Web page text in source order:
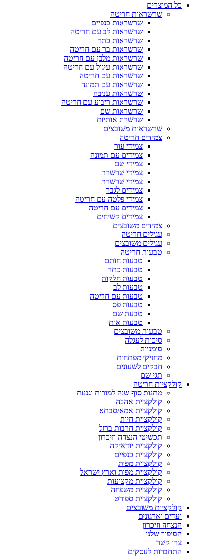
כל המוצרים
שרשראות חריטה
שרשראות כנפיים
שרשראות לב עם חריטה
שרשראות כתר
שרשראות בר עם חריטה
שרשראות מלבן עם חריטה
שרשראות עיגול עם חריטה
שרשראות עם חריטה
שרשראות עם תמונה
שרשראות עניבה
שרשראות ריבוע עם חריטה
שרשראות שם
שרשרת אותיות
שרשראות משובצים
צמידים חריטה
צמידי עור
צמידים עם תמונה
צמידי שם
צמידי שרשרת
צמידי שרשרת
צמידים לגבר
צמידי פלטה עם חריטה
צמידים עם חריטה
צמידים קשיחים
צמידים משובצים
עגילים חריטה
עגילים משובצים
טבעות חריטה
טבעות חותם
טבעות כתר
טבעות חלקות
טבעות לב
טבעות עם חריטה
טבעות פס
טבעת שם
טבעות אות
טבעות משובצים
סיכות לעגלה
סימניות
מחזיקי מפתחות
חבקים לשעונים
תגי שם
קולקציות חריטה
מתנות סוף שנה למורות וגננות
קולקציית אהבה
קולקציית אמא/סבתא
קולקציית חיות
קולקציית חרבות ברזל
תכשיטי הנצחה וזיכרון
קולקציית יודאיקה
קולקציית כנפיים
קולקציית מפות
קולקציית מפות וארץ ישראל
קולקציית מקצועות
קולקציית משפחה
קולקציית ספורט
קולקציות משובצים
ועדים וארגונים
הנצחה וזיכרון
הסיפור שלנו
צרו קשר
התחברות לעסקים